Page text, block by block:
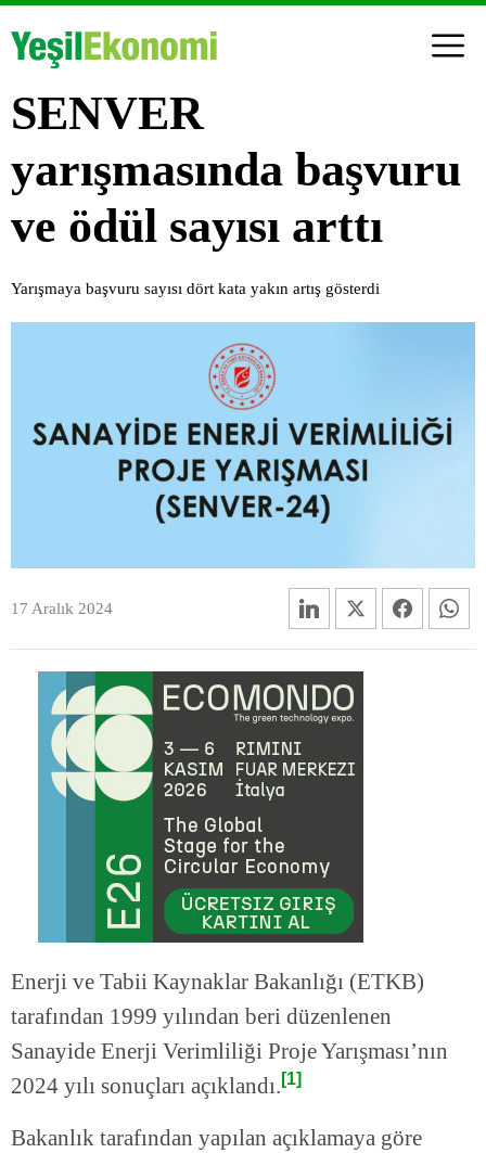
SENVER
yarışmasında başvuru
ve ödül sayısı arttı
Yarışmaya başvuru sayısı dört kata yakın artış gösterdi
17 Aralık 2024
Enerji ve Tabii Kaynaklar Bakanlığı (ETKB)
tarafından 1999 yılından beri düzenlenen
Sanayide Enerji Verimliliği Proje Yarışması’nın
2024 yılı sonuçları açıklandı. [1]
Bakanlık tarafından yapılan açıklamaya göre